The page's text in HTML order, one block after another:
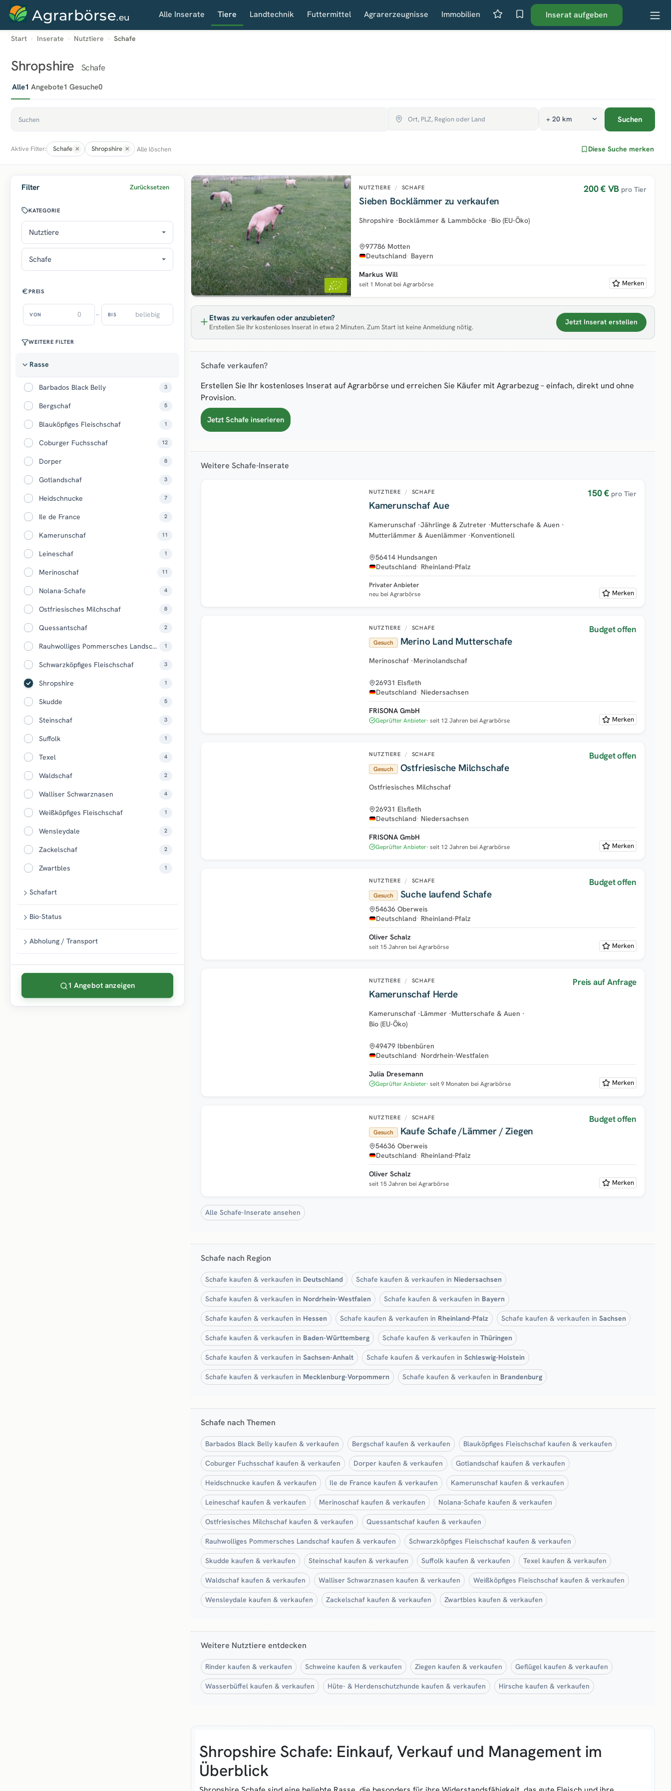
Agrarbörse.eu Alle Inserate Tiere Landtechnik Futtermittel Agrarerzeugnisse Immobilien Inserat aufgeben
Start Inserate Nutztiere Schafe
Shropshire Schafe
Alle1 Angebote1 Gesuche0
Suchen
Aktive Filter: Schafe Shropshire Alle löschen Diese Suche merken
Filter Zurücksetzen
KATEGORIE
Nutztiere
Schafe
PREIS
VON – BIS
WEITERE FILTER
Rasse
Barbados Black Belly 3
Bergschaf 5
Blauköpfiges Fleischschaf 1
Coburger Fuchsschaf 12
Dorper 8
Gotlandschaf 3
Heidschnucke 7
Ile de France 2
Kamerunschaf 11
Leineschaf 1
Merinoschaf 11
Nolana-Schafe 4
Ostfriesisches Milchschaf 8
Quessantschaf 2
Rauhwolliges Pommersches Landschaf 1
Schwarzköpfiges Fleischschaf 3
Shropshire 1
Skudde 5
Steinschaf 3
Suffolk 1
Texel 4
Waldschaf 2
Walliser Schwarznasen 4
Weißköpfiges Fleischschaf 1
Wensleydale 2
Zackelschaf 2
Zwartbles 1
Schafart
Bio-Status
Abholung / Transport
1 Angebot anzeigen
NUTZTIERE / SCHAFE
Sieben Bocklämmer zu verkaufen
200 € VB pro Tier
Shropshire ·Bocklämmer & Lammböcke ·Bio (EU-Öko)
97786 Motten
Deutschland Bayern
Markus Will
seit 1 Monat bei Agrarbörse Merken
Etwas zu verkaufen oder anzubieten?
Erstellen Sie Ihr kostenloses Inserat in etwa 2 Minuten. Zum Start ist keine Anmeldung nötig.
Jetzt Inserat erstellen
Schafe verkaufen?
Erstellen Sie Ihr kostenloses Inserat auf Agrarbörse und erreichen Sie Käufer mit Agrarbezug – einfach, direkt und ohne
Provision.
Jetzt Schafe inserieren
Weitere Schafe-Inserate
NUTZTIERE / SCHAFE
Kamerunschaf Aue
150 € pro Tier
Kamerunschaf ·Jährlinge & Zutreter ·Mutterschafe & Auen ·
Mutterlämmer & Auenlämmer ·Konventionell
56414 Hundsangen
Deutschland Rheinland-Pfalz
Privater Anbieter
neu bei Agrarbörse Merken
NUTZTIERE / SCHAFE
Gesuch Merino Land Mutterschafe
Budget offen
Merinoschaf ·Merinolandschaf
26931 Elsfleth
Deutschland Niedersachsen
FRISONA GmbH
Geprüfter Anbieter seit 12 Jahren bei Agrarbörse Merken
NUTZTIERE / SCHAFE
Gesuch Ostfriesische Milchschafe
Budget offen
Ostfriesisches Milchschaf
26931 Elsfleth
Deutschland Niedersachsen
FRISONA GmbH
Geprüfter Anbieter seit 12 Jahren bei Agrarbörse Merken
NUTZTIERE / SCHAFE
Gesuch Suche laufend Schafe
Budget offen
54636 Oberweis
Deutschland Rheinland-Pfalz
Oliver Schalz
seit 15 Jahren bei Agrarbörse Merken
NUTZTIERE / SCHAFE
Kamerunschaf Herde
Preis auf Anfrage
Kamerunschaf ·Lämmer ·Mutterschafe & Auen ·
Bio (EU-Öko)
49479 Ibbenbüren
Deutschland Nordrhein-Westfalen
Julia Dresemann
Geprüfter Anbieter seit 9 Monaten bei Agrarbörse Merken
NUTZTIERE / SCHAFE
Gesuch Kaufe Schafe /Lämmer / Ziegen
Budget offen
54636 Oberweis
Deutschland Rheinland-Pfalz
Oliver Schalz
seit 15 Jahren bei Agrarbörse Merken
Alle Schafe-Inserate ansehen
Schafe nach Region
Schafe kaufen & verkaufen in Deutschland Schafe kaufen & verkaufen in Niedersachsen
Schafe kaufen & verkaufen in Nordrhein-Westfalen Schafe kaufen & verkaufen in Bayern
Schafe kaufen & verkaufen in Hessen Schafe kaufen & verkaufen in Rheinland-Pfalz Schafe kaufen & verkaufen in Sachsen
Schafe kaufen & verkaufen in Baden-Württemberg Schafe kaufen & verkaufen in Thüringen
Schafe kaufen & verkaufen in Sachsen-Anhalt Schafe kaufen & verkaufen in Schleswig-Holstein
Schafe kaufen & verkaufen in Mecklenburg-Vorpommern Schafe kaufen & verkaufen in Brandenburg
Schafe nach Themen
Barbados Black Belly kaufen & verkaufen Bergschaf kaufen & verkaufen Blauköpfiges Fleischschaf kaufen & verkaufen
Coburger Fuchsschaf kaufen & verkaufen Dorper kaufen & verkaufen Gotlandschaf kaufen & verkaufen
Heidschnucke kaufen & verkaufen Ile de France kaufen & verkaufen Kamerunschaf kaufen & verkaufen
Leineschaf kaufen & verkaufen Merinoschaf kaufen & verkaufen Nolana-Schafe kaufen & verkaufen
Ostfriesisches Milchschaf kaufen & verkaufen Quessantschaf kaufen & verkaufen
Rauhwolliges Pommersches Landschaf kaufen & verkaufen Schwarzköpfiges Fleischschaf kaufen & verkaufen
Skudde kaufen & verkaufen Steinschaf kaufen & verkaufen Suffolk kaufen & verkaufen Texel kaufen & verkaufen
Waldschaf kaufen & verkaufen Walliser Schwarznasen kaufen & verkaufen Weißköpfiges Fleischschaf kaufen & verkaufen
Wensleydale kaufen & verkaufen Zackelschaf kaufen & verkaufen Zwartbles kaufen & verkaufen
Weitere Nutztiere entdecken
Rinder kaufen & verkaufen Schweine kaufen & verkaufen Ziegen kaufen & verkaufen Geflügel kaufen & verkaufen
Wasserbüffel kaufen & verkaufen Hüte- & Herdenschutzhunde kaufen & verkaufen Hirsche kaufen & verkaufen
Shropshire Schafe: Einkauf, Verkauf und Management im
Überblick